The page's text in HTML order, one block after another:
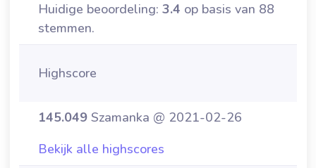
Huidige beoordeling: 3.4 op basis van 88
stemmen.
Highscore
145.049 Szamanka @ 2021-02-26
Bekijk alle highscores